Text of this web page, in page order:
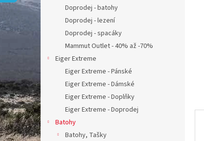
n
Doprodej - batohy
Doprodej - lezení
Doprodej - spacáky
Mammut Outlet - 40% až -70%
Eiger Extreme
Eiger Extreme - Pánské
Eiger Extreme - Dámské
Eiger Extreme - Doplňky
Eiger Extreme - Doprodej
Batohy
Batohy, Tašky